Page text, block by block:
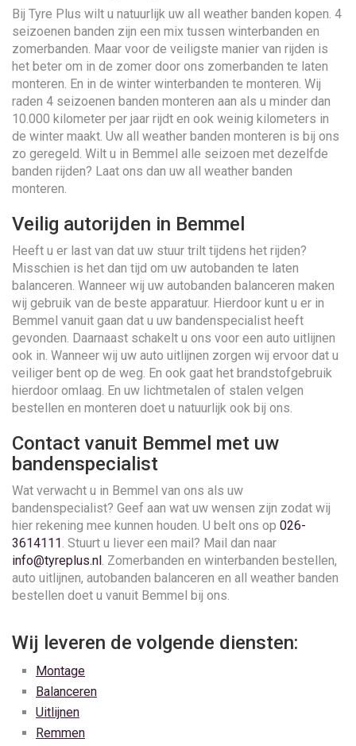
Bij Tyre Plus wilt u natuurlijk uw all weather banden kopen. 4
seizoenen banden zijn een mix tussen winterbanden en
zomerbanden. Maar voor de veiligste manier van rijden is
het beter om in de zomer door ons zomerbanden te laten
monteren. En in de winter winterbanden te monteren. Wij
raden 4 seizoenen banden monteren aan als u minder dan
10.000 kilometer per jaar rijdt en ook weinig kilometers in
de winter maakt. Uw all weather banden monteren is bij ons
zo geregeld. Wilt u in Bemmel alle seizoen met dezelfde
banden rijden? Laat ons dan uw all weather banden
monteren.
Veilig autorijden in Bemmel
Heeft u er last van dat uw stuur trilt tijdens het rijden?
Misschien is het dan tijd om uw autobanden te laten
balanceren. Wanneer wij uw autobanden balanceren maken
wij gebruik van de beste apparatuur. Hierdoor kunt u er in
Bemmel vanuit gaan dat u uw bandenspecialist heeft
gevonden. Daarnaast schakelt u ons voor een auto uitlijnen
ook in. Wanneer wij uw auto uitlijnen zorgen wij ervoor dat u
veiliger bent op de weg. En ook gaat het brandstofgebruik
hierdoor omlaag. En uw lichtmetalen of stalen velgen
bestellen en monteren doet u natuurlijk ook bij ons.
Contact vanuit Bemmel met uw
bandenspecialist
Wat verwacht u in Bemmel van ons als uw
bandenspecialist? Geef aan wat uw wensen zijn zodat wij
hier rekening mee kunnen houden. U belt ons op 026-
3614111. Stuurt u liever een mail? Mail dan naar
info@tyreplus.nl. Zomerbanden en winterbanden bestellen,
auto uitlijnen, autobanden balanceren en all weather banden
bestellen doet u vanuit Bemmel bij ons.
Wij leveren de volgende diensten:
Montage
Balanceren
Uitlijnen
Remmen